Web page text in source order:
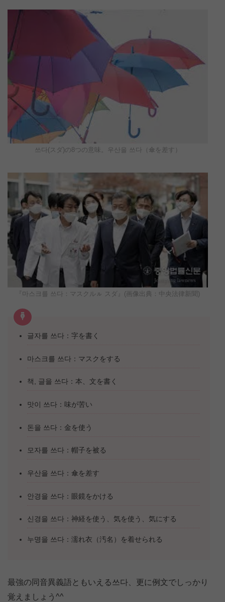
쓰다(スダ)の8つの意味。우산을 쓰다（傘を差す）
『마스크를 쓰다：マスクルㇽ スダ』(画像出典：中央法律新聞)
글자를 쓰다：字を書く
마스크를 쓰다：マスクをする
책, 글을 쓰다：本、文を書く
맛이 쓰다：味が苦い
돈을 쓰다：金を使う
모자를 쓰다：帽子を被る
우산을 쓰다：傘を差す
안경을 쓰다：眼鏡をかける
신경을 쓰다：神経を使う、気を使う、気にする
누명을 쓰다：濡れ衣（汚名）を着せられる
最強の同音異義語ともいえる쓰다、更に例文でしっかり
覚えましょう^^